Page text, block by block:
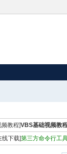
频教程]VBS基础视频教
线下载]第三方命令行工